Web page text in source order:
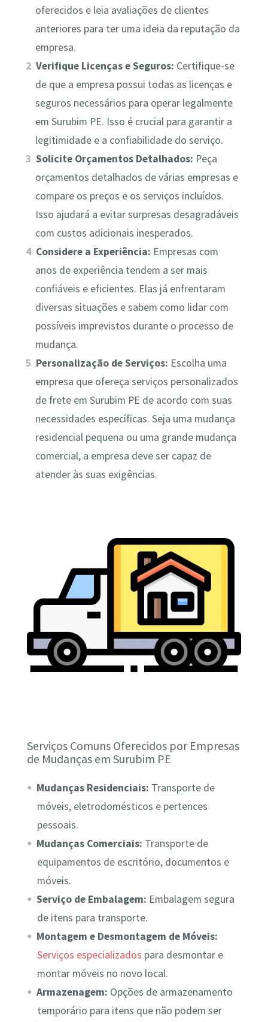
oferecidos e leia avaliações de clientes
anteriores para ter uma ideia da reputação da
empresa.
Verifique Licenças e Seguros: Certifique-se
de que a empresa possui todas as licenças e
seguros necessários para operar legalmente
em Surubim PE. Isso é crucial para garantir a
legitimidade e a confiabilidade do serviço.
Solicite Orçamentos Detalhados: Peça
orçamentos detalhados de várias empresas e
compare os preços e os serviços incluídos.
Isso ajudará a evitar surpresas desagradáveis
com custos adicionais inesperados.
Considere a Experiência: Empresas com
anos de experiência tendem a ser mais
confiáveis e eficientes. Elas já enfrentaram
diversas situações e sabem como lidar com
possíveis imprevistos durante o processo de
mudança.
Personalização de Serviços: Escolha uma
empresa que ofereça serviços personalizados
de frete em Surubim PE de acordo com suas
necessidades específicas. Seja uma mudança
residencial pequena ou uma grande mudança
comercial, a empresa deve ser capaz de
atender às suas exigências.
Serviços Comuns Oferecidos por Empresas
de Mudanças em Surubim PE
Mudanças Residenciais: Transporte de
móveis, eletrodomésticos e pertences
pessoais.
Mudanças Comerciais: Transporte de
equipamentos de escritório, documentos e
móveis.
Serviço de Embalagem: Embalagem segura
de itens para transporte.
Montagem e Desmontagem de Móveis:
Serviços especializados para desmontar e
montar móveis no novo local.
Armazenagem: Opções de armazenamento
temporário para itens que não podem ser